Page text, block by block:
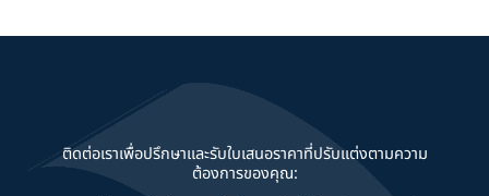
ติดต่อเราเพื่อปรึกษาและรับใบเสนอราคาที่ปรับแต่งตามความ
ต้องการของคุณ: